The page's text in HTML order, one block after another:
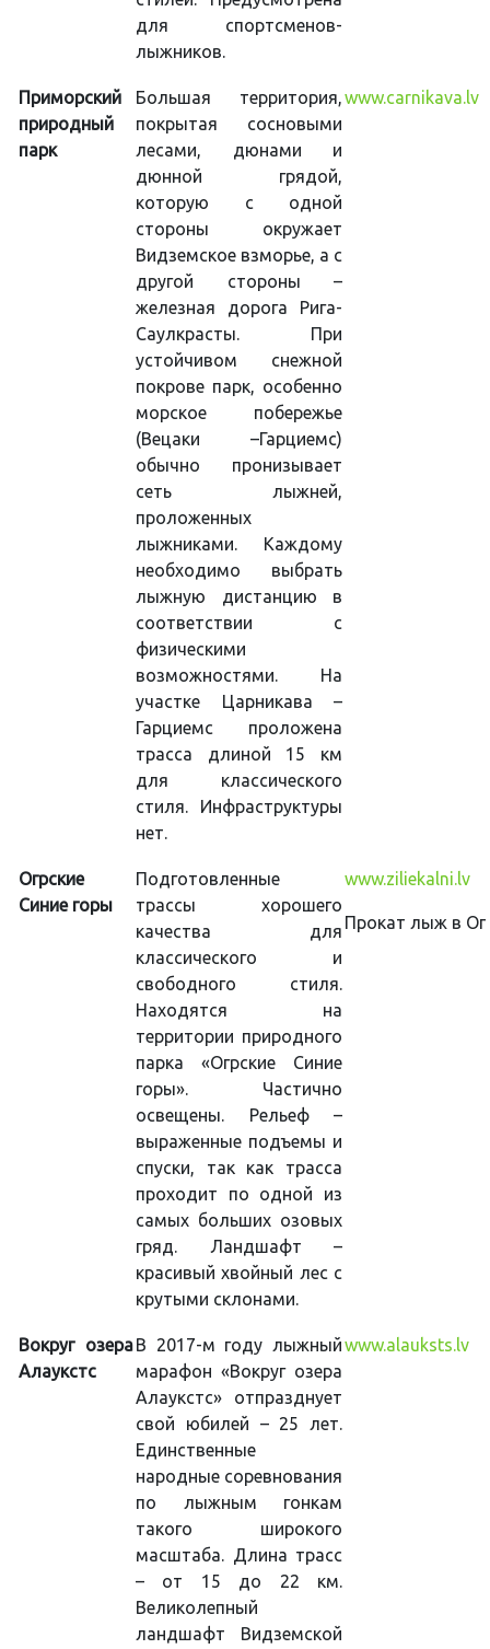
для спортсменов-
лыжников.
Приморский
природный
парк
Большая территория,
покрытая сосновыми
лесами, дюнами и
дюнной грядой,
которую с одной
стороны окружает
Видземское взморье, а с
другой стороны –
железная дорога Рига-
Саулкрасты. При
устойчивом снежной
покрове парк, особенно
морское побережье
(Вецаки –Гарциемс)
обычно пронизывает
сеть лыжней,
проложенных
лыжниками. Каждому
необходимо выбрать
лыжную дистанцию в
соответствии с
физическими
возможностями. На
участке Царникава –
Гарциемс проложена
трасса длиной 15 км
для классического
стиля. Инфраструктуры
нет.
www.carnikava.lv
Огрские
Синие горы
Подготовленные
трассы хорошего
качества для
классического и
свободного стиля.
Находятся на
территории природного
парка «Огрские Синие
горы». Частично
освещены. Рельеф –
выраженные подъемы и
спуски, так как трасса
проходит по одной из
самых больших озовых
гряд. Ландшафт –
красивый хвойный лес с
крутыми склонами.
www.ziliekalni.lv
Прокат лыж в
Вокруг озера
Алаукстс
В 2017-м году лыжный
марафон «Вокруг озера
Алаукстс» отпразднует
свой юбилей – 25 лет.
Единственные
народные соревнования
по лыжным гонкам
такого широкого
масштаба. Длина трасс
– от 15 до 22 км.
Великолепный
ландшафт Видземской
www.alauksts.lv